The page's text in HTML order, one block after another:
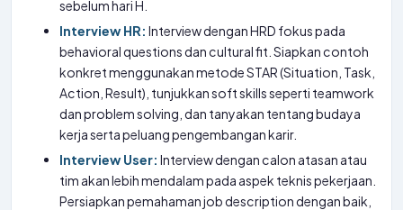
sebelum hari H.
Interview HR: Interview dengan HRD fokus pada
behavioral questions dan cultural fit. Siapkan contoh
konkret menggunakan metode STAR (Situation, Task,
Action, Result), tunjukkan soft skills seperti teamwork
dan problem solving, dan tanyakan tentang budaya
kerja serta peluang pengembangan karir.
Interview User: Interview dengan calon atasan atau
tim akan lebih mendalam pada aspek teknis pekerjaan.
Persiapkan pemahaman job description dengan baik,